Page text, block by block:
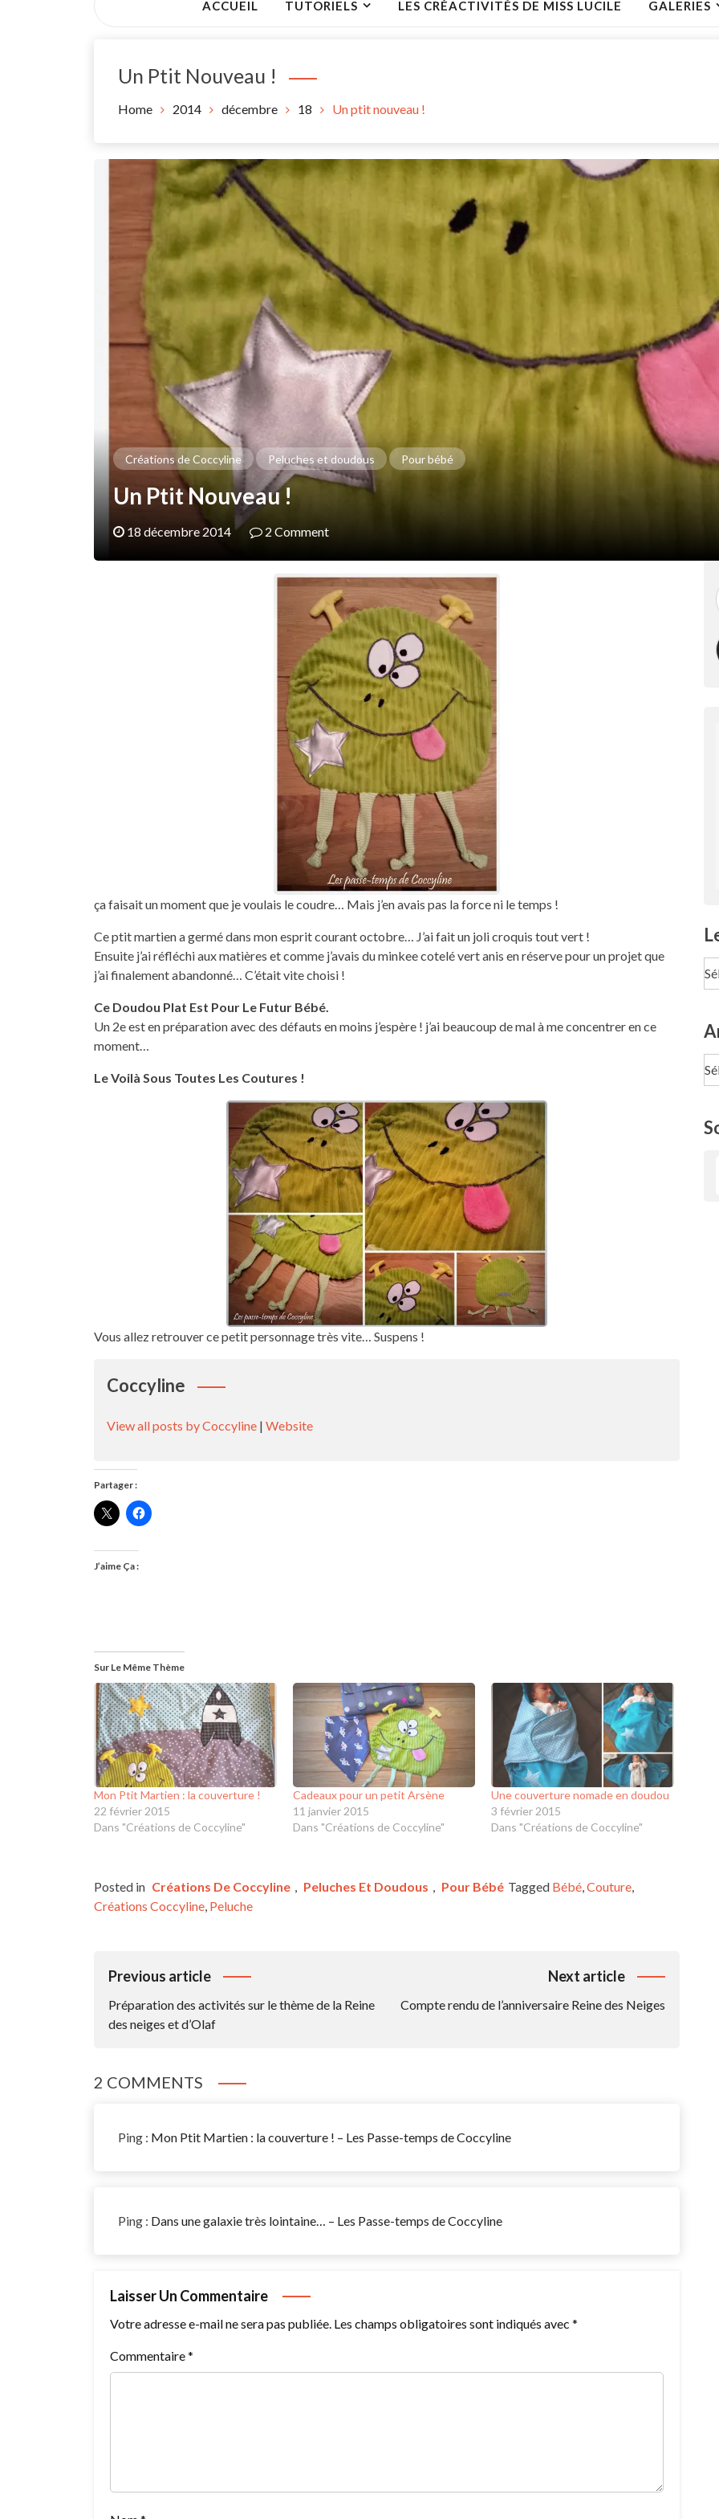
ACCUEIL TUTORIELS LES CRÉACTIVITÉS DE MISS LUCILE GALERIES
Un Ptit Nouveau !
Home 2014 décembre 18 Un ptit nouveau !
Créations de Coccyline Peluches et doudous Pour bébé
Un Ptit Nouveau !
18 décembre 2014 2 Comment
ça faisait un moment que je voulais le coudre… Mais j’en avais pas la force ni le temps !
Ce ptit martien a germé dans mon esprit courant octobre… J’ai fait un joli croquis tout vert !
Ensuite j’ai réfléchi aux matières et comme j’avais du minkee cotelé vert anis en réserve pour un projet que
j’ai finalement abandonné… C’était vite choisi !
Ce Doudou Plat Est Pour Le Futur Bébé.
Un 2e est en préparation avec des défauts en moins j’espère ! j’ai beaucoup de mal à me concentrer en ce
moment…
Le Voilà Sous Toutes Les Coutures !
Vous allez retrouver ce petit personnage très vite… Suspens !
Coccyline
View all posts by Coccyline | Website
Partager :
J’aime Ça :
Sur Le Même Thème
Mon Ptit Martien : la couverture !
22 février 2015
Dans "Créations de Coccyline"
Cadeaux pour un petit Arsène
11 janvier 2015
Dans "Créations de Coccyline"
Une couverture nomade en doudou
3 février 2015
Dans "Créations de Coccyline"
Posted in Créations De Coccyline Peluches Et Doudous Pour Bébé Tagged Bébé Couture
Créations Coccyline Peluche
Navigation
L’article
Previous article
Préparation des activités sur le thème de la Reine
des neiges et d’Olaf
Next article
Compte rendu de l’anniversaire Reine des Neiges
2 COMMENTS
Ping : Mon Ptit Martien : la couverture ! – Les Passe-temps de Coccyline
Ping : Dans une galaxie très lointaine… – Les Passe-temps de Coccyline
Laisser Un Commentaire
Votre adresse e-mail ne sera pas publiée. Les champs obligatoires sont indiqués avec *
Commentaire*